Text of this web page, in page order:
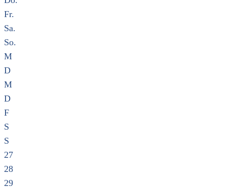
Fr.
Sa.
So.
M
D
M
D
F
S
S
27
28
29